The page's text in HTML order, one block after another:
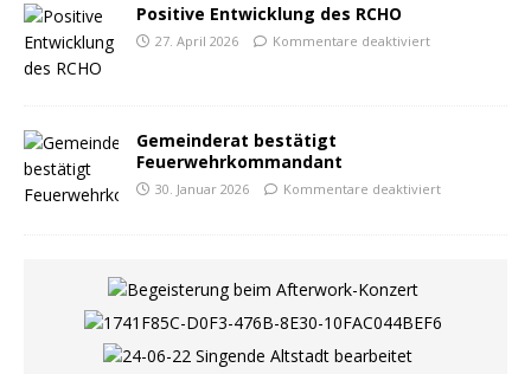
Positive Entwicklung des RCHO
27. April 2026 Kommentare deaktiviert
Gemeinderat bestätigt
Feuerwehrkommandant
30. Januar 2026 Kommentare deaktiviert